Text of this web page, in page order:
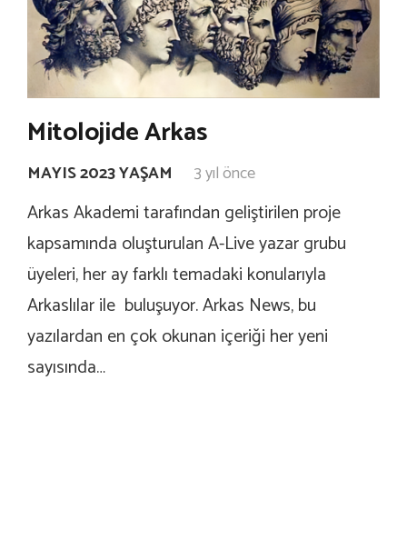
Mitolojide Arkas
MAYIS 2023 YAŞAM 3 yıl önce
Arkas Akademi tarafından geliştirilen proje
kapsamında oluşturulan A-Live yazar grubu
üyeleri, her ay farklı temadaki konularıyla
Arkaslılar ile buluşuyor. Arkas News, bu
yazılardan en çok okunan içeriği her yeni
sayısında…